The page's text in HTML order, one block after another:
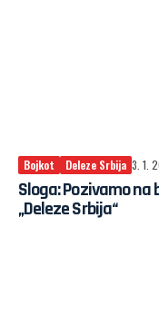
Bojkot Deleze Srbija 3. 1.
Sloga: Pozivamo
„Deleze Srbija“